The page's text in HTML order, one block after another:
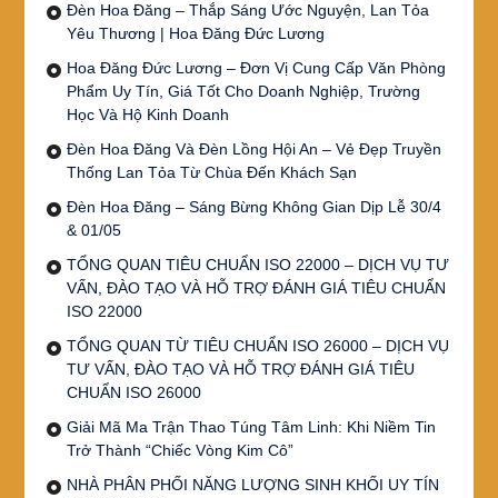
Đèn Hoa Đăng – Thắp Sáng Ước Nguyện, Lan Tỏa
Yêu Thương | Hoa Đăng Đức Lương
Hoa Đăng Đức Lương – Đơn Vị Cung Cấp Văn Phòng
Phẩm Uy Tín, Giá Tốt Cho Doanh Nghiệp, Trường
Học Và Hộ Kinh Doanh
Đèn Hoa Đăng Và Đèn Lồng Hội An – Vẻ Đẹp Truyền
Thống Lan Tỏa Từ Chùa Đến Khách Sạn
Đèn Hoa Đăng – Sáng Bừng Không Gian Dịp Lễ 30/4
& 01/05
TỔNG QUAN TIÊU CHUẨN ISO 22000 – DỊCH VỤ TƯ
VẤN, ĐÀO TẠO VÀ HỖ TRỢ ĐÁNH GIÁ TIÊU CHUẨN
ISO 22000
TỔNG QUAN TỪ TIÊU CHUẨN ISO 26000 – DỊCH VỤ
TƯ VẤN, ĐÀO TẠO VÀ HỖ TRỢ ĐÁNH GIÁ TIÊU
CHUẨN ISO 26000
Giải Mã Ma Trận Thao Túng Tâm Linh: Khi Niềm Tin
Trở Thành “Chiếc Vòng Kim Cô”
NHÀ PHÂN PHỐI NĂNG LƯỢNG SINH KHỐI UY TÍN